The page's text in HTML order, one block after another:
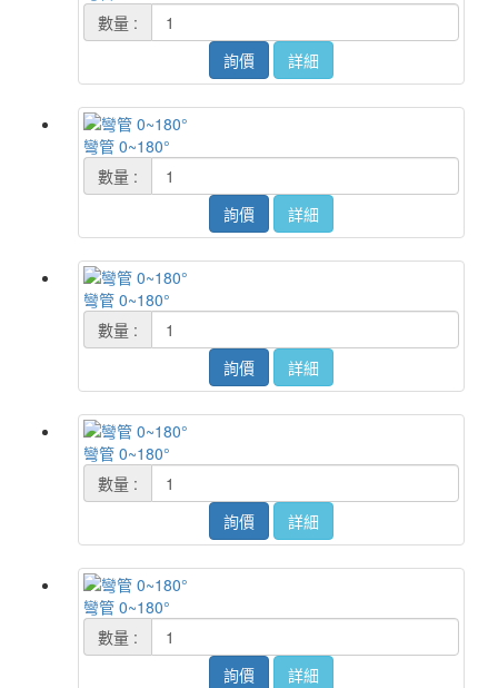
數量 :
詢價
詳細
彎管 0~180°
數量 :
詢價
詳細
彎管 0~180°
數量 :
詢價
詳細
彎管 0~180°
數量 :
詢價
詳細
彎管 0~180°
數量 :
詢價
詳細